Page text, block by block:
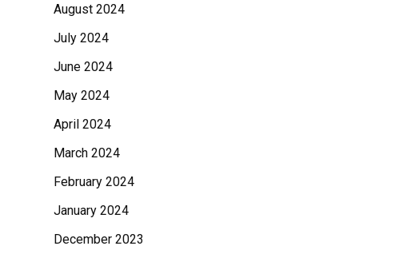
August 2024
July 2024
June 2024
May 2024
April 2024
March 2024
February 2024
January 2024
December 2023